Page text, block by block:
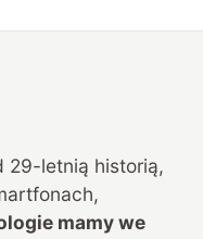
29-letnią historią,
mamy we